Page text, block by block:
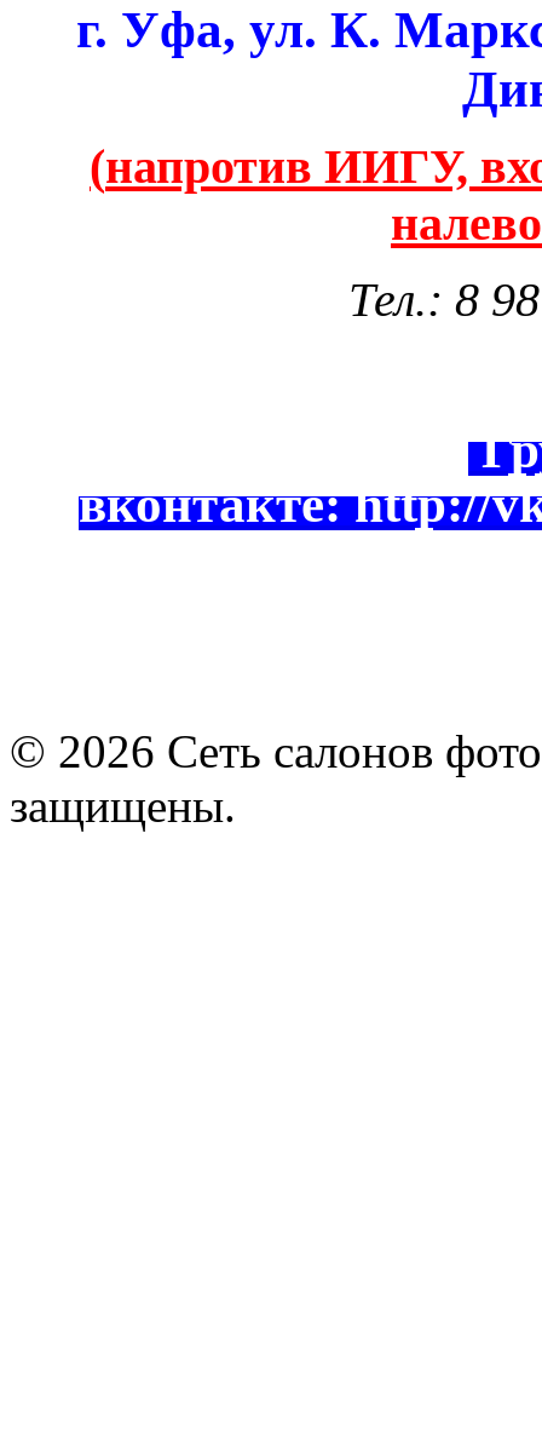
г. Уфа, ул. К.
(напротив ИИГУ,
Тел.: 8
вконтакте: http://
© 2026 Сеть салонов
защищены.